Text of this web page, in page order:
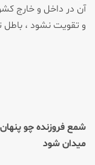
آن در داخل و خارج
و تقويت نشود ،
شمع فروزنده
ميدان شود